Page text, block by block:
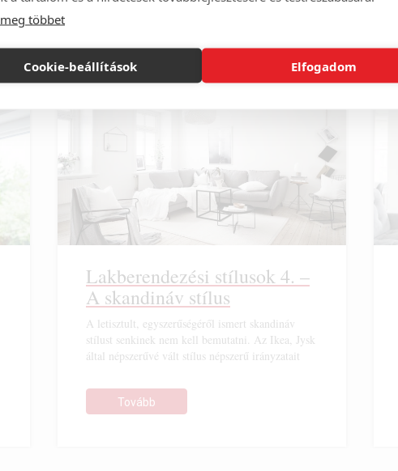
többet
Cookie-beállítások Elfogadom
Lakberendezési stílusok 4. –
A skandináv stílus
A letisztult, egyszerűségéről ismert skandináv
stílust senkinek nem kell bemutatni. Az Ikea, Jysk
által népszerűvé vált stílus népszerű irányzatait
Tovább